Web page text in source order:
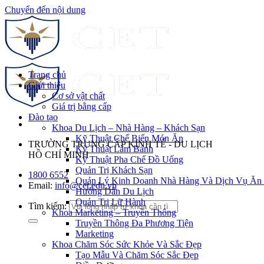
Chuyển đến nội dung
TRƯỜNG TRUNG CẤP KINH TẾ - DU LỊCH
HỒ CHÍ MINH
1800 6552
Email: info@cet.edu.vn
Tìm kiếm:
Trang chủ
Giới thiệu
Cơ sở vật chất
Giá trị bằng cấp
Đào tạo
Khoa Du Lịch – Nhà Hàng – Khách Sạn
Kỹ Thuật Chế Biến Món Ăn
Kỹ Thuật Làm Bánh
Kỹ Thuật Pha Chế Đồ Uống
Quản Trị Khách Sạn
Quản Lý Kinh Doanh Nhà Hàng Và Dịch Vụ Ăn
Hướng Dẫn Du Lịch
Quản Trị Lữ Hành
Khoa Marketing – Truyền Thông
Truyền Thông Đa Phương Tiện
Marketing
Khoa Chăm Sóc Sức Khỏe Và Sắc Đẹp
Tạo Mẫu Và Chăm Sóc Sắc Đẹp